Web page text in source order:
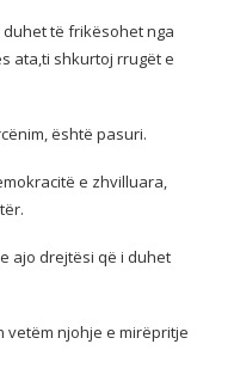
të frikësohet nga
ata,ti shkurtoj rrugët e
është pasuri.
e zhvilluara,
ajo drejtësi që i duhet
vetëm njohje e mirëpritje